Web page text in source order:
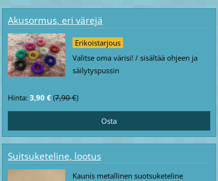
Akusormus, eri värejä
Erikoistarjous
Valitse oma värisi! / sisältää ohjeen ja
säilytyspussin
Hinta: 3,90 €(7,90 €)
Suitsuketeline, lootus
Kaunis metallinen suotsuketeline